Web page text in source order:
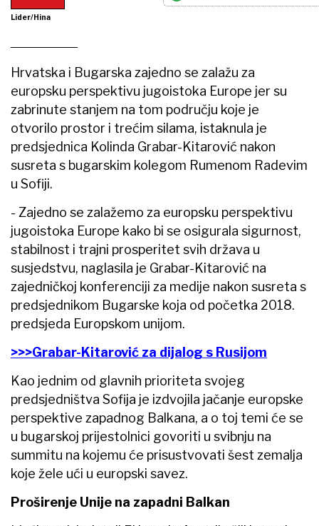
Lider/Hina
Hrvatska i Bugarska zajedno se zalažu za
europsku perspektivu jugoistoka Europe jer su
zabrinute stanjem na tom području koje je
otvorilo prostor i trećim silama, istaknula je
predsjednica Kolinda Grabar-Kitarović nakon
susreta s bugarskim kolegom Rumenom Radevim
u Sofiji.
- Zajedno se zalažemo za europsku perspektivu
jugoistoka Europe kako bi se osigurala sigurnost,
stabilnost i trajni prosperitet svih država u
susjedstvu, naglasila je Grabar-Kitarović na
zajedničkoj konferenciji za medije nakon susreta s
predsjednikom Bugarske koja od početka 2018.
predsjeda Europskom unijom.
>>>Grabar-Kitarović za dijalog s Rusijom
Kao jednim od glavnih prioriteta svojeg
predsjedništva Sofija je izdvojila jačanje europske
perspektive zapadnog Balkana, a o toj temi će se
u bugarskoj prijestolnici govoriti u svibnju na
summitu na kojemu će prisustvovati šest zemalja
koje žele ući u europski savez.
Proširenje Unije na zapadni Balkan